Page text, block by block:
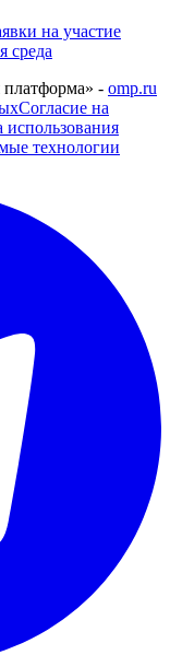
на участие
среда
- omp.ru
Согласие на
использования
технологии